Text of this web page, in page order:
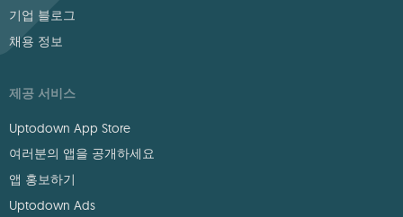
기업 블로그
채용 정보
제공 서비스
Uptodown App Store
여러분의 앱을 공개하세요
앱 홍보하기
Uptodown Ads